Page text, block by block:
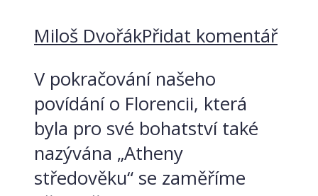
Miloš DvořákPřidat komentář
V pokračování našeho
povídání o Florencii, která
byla pro své bohatství také
nazývána „Atheny
středověku“ se zaměříme